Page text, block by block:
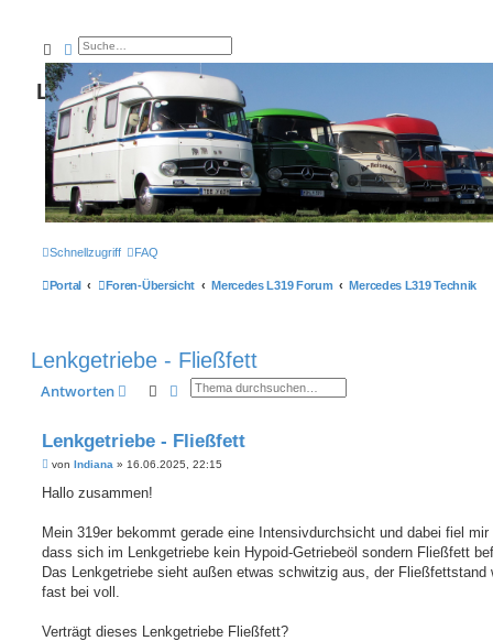
SucheErweiterte Suche
L319-forum.de
Schnellzugriff FAQ
Portal Foren-Übersicht Mercedes L319 Forum Mercedes L319 Technik
Lenkgetriebe - Fließfett
Antworten SucheErweiterte Suche
Lenkgetriebe - Fließfett
B
i
a
von Indiana » 16.06.2025, 22:15
Hallo zusammen!
Mein 319er bekommt gerade eine Intensivdurchsicht und dabei fiel mir
dass sich im Lenkgetriebe kein Hypoid-Getriebeöl sondern Fließfett
Das Lenkgetriebe sieht außen etwas schwitzig aus, der Fließfettstand
fast bei voll.
Verträgt dieses Lenkgetriebe Fließfett?